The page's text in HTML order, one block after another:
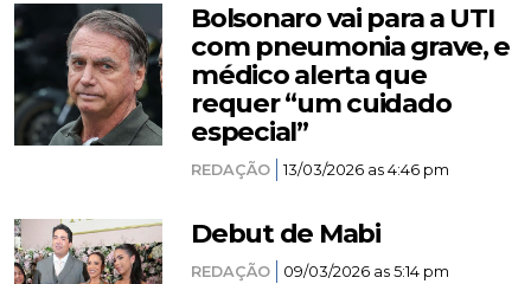
Bolsonaro vai para a UTI
com pneumonia grave, e
médico alerta que
requer “um cuidado
especial”
REDAÇÃO 13/03/2026 as 4:46 pm
Debut de Mabi
REDAÇÃO 09/03/2026 as 5:14 pm